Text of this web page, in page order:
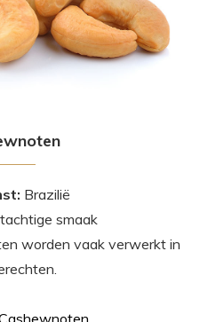
Brazilië
smaak
worden vaak verwerkt in